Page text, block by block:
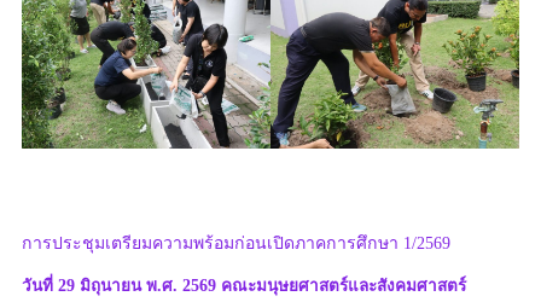
การประชุมเตรียมความพร้อมก่อนเปิดภาคการศึกษา 1/2569
วันที่ 29 มิถุนายน พ.ศ. 2569 คณะมนุษยศาสตร์และสังคมศาสตร์